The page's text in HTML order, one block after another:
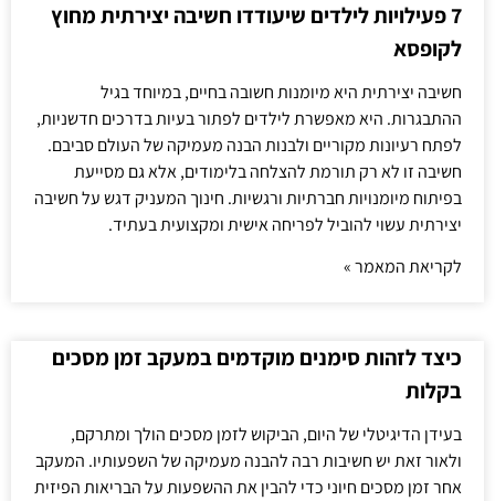
7 פעילויות לילדים שיעודדו חשיבה יצירתית מחוץ
לקופסא
חשיבה יצירתית היא מיומנות חשובה בחיים, במיוחד בגיל
ההתבגרות. היא מאפשרת לילדים לפתור בעיות בדרכים חדשניות,
לפתח רעיונות מקוריים ולבנות הבנה מעמיקה של העולם סביבם.
חשיבה זו לא רק תורמת להצלחה בלימודים, אלא גם מסייעת
בפיתוח מיומנויות חברתיות ורגשיות. חינוך המעניק דגש על חשיבה
יצירתית עשוי להוביל לפריחה אישית ומקצועית בעתיד.
לקריאת המאמר »
כיצד לזהות סימנים מוקדמים במעקב זמן מסכים
בקלות
בעידן הדיגיטלי של היום, הביקוש לזמן מסכים הולך ומתרקם,
ולאור זאת יש חשיבות רבה להבנה מעמיקה של השפעותיו. המעקב
אחר זמן מסכים חיוני כדי להבין את ההשפעות על הבריאות הפיזית